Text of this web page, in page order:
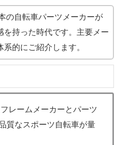
の自転車パーツメーカーが
を持った時代です。主要メー
系的にご紹介します。
レームメーカーとパーツ
質なスポーツ自転車が量